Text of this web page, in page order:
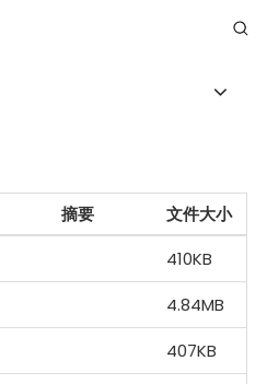
摘要
文件大小
410KB
4.84MB
407KB